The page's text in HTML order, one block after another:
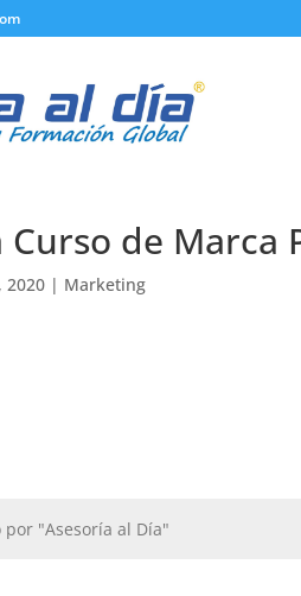
de Marca
2020 | Marketing